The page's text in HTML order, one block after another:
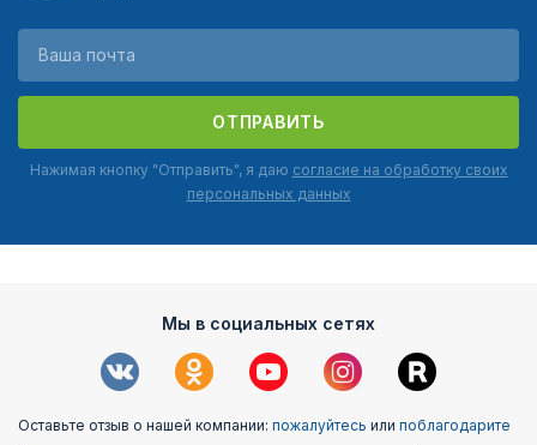
ОТПРАВИТЬ
Нажимая кнопку "Отправить", я даю согласие на обработку своих
персональных данных
Мы в социальных сетях
Оставьте отзыв о нашей компании: пожалуйтесь или поблагодарите